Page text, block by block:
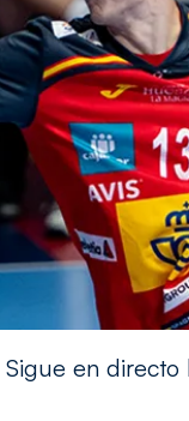
en directo